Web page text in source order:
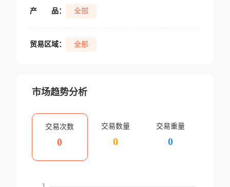
产 品： 全部
贸易区域： 全部
市场趋势分析
交易次数
0
交易数量
0
交易重量
0